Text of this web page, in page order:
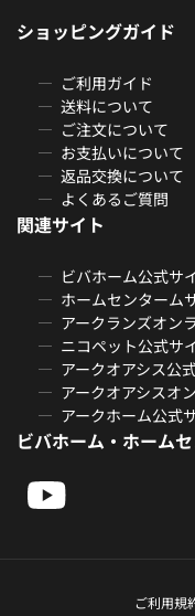
ショッピングガイド
ご利用ガイド
送料について
ご注文について
お支払いについて
返品交換について
よくあるご質問
関連サイト
ビバホーム公式サ
ホームセンターム
アークランズオン
ニコペット公式サ
アークオアシス公
アークオアシスオ
アークホーム公式
ビバホーム・ホーム
ご利用規